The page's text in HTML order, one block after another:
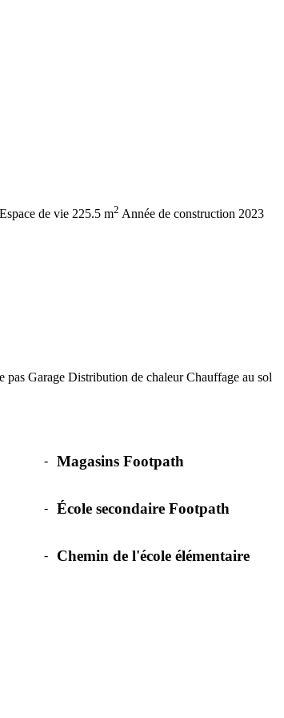
Espace de vie 225.5 m2 Année de construction 2023
pas Garage Distribution de chaleur Chauffage au sol
- Magasins Footpath
- École secondaire Footpath
- Chemin de l'école élémentaire